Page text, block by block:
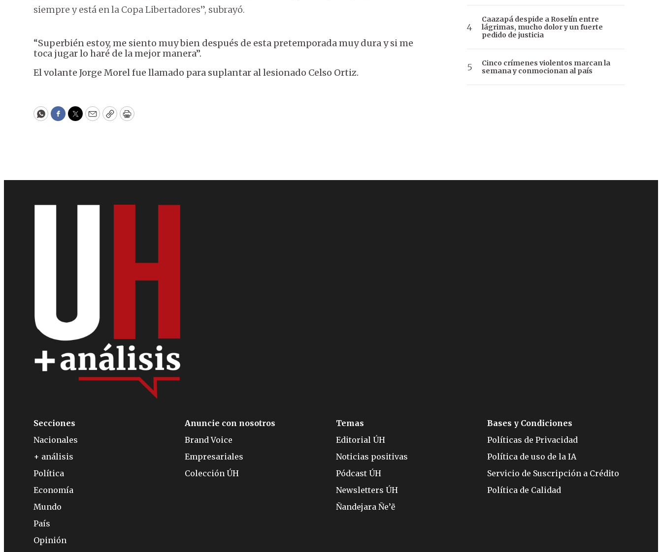
siempre y está en la Copa Libertadores”, subrayó.
“Superbién estoy, me siento muy bien después de esta pretemporada muy dura y si me
toca jugar lo haré de la mejor manera”.
El volante Jorge Morel fue llamado para suplantar al lesionado Celso Ortiz.
WhatsApp
Facebook
Twitter
EmailCopyPrint
Caazapá despide a Roselín entre
lágrimas, mucho dolor y un fuerte
pedido de justicia
Cinco crímenes violentos marcan la
semana y conmocionan al país
Secciones
Nacionales
+ análisis
Política
Economía
Mundo
País
Opinión
Anuncie con nosotros
Brand Voice
Empresariales
Colección ÚH
Temas
Editorial ÚH
Noticias positivas
Pódcast ÚH
Newsletters ÚH
Ñandejara Ñe’ẽ
Bases y Condiciones
Políticas de Privacidad
Política de uso de la IA
Servicio de Suscripción a Crédito
Política de Calidad